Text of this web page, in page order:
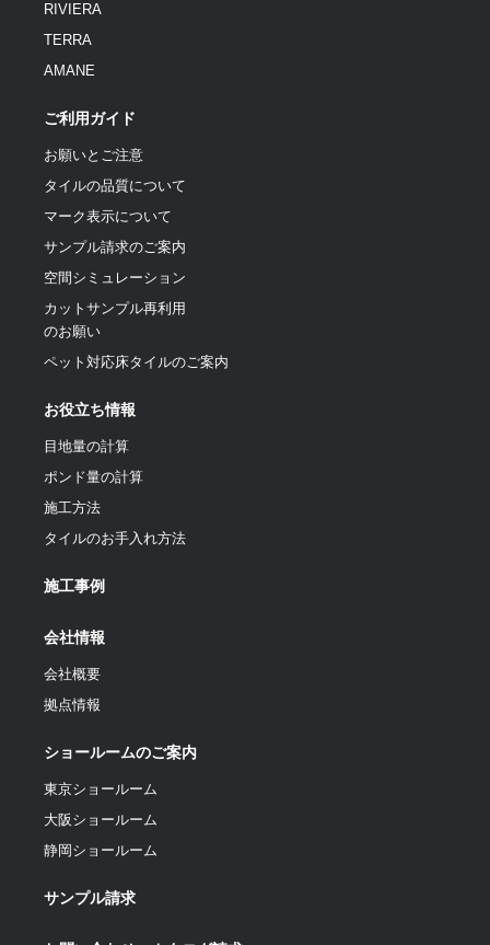
RIVIERA
TERRA
AMANE
ご利用ガイド
お願いとご注意
タイルの品質について
マーク表示について
サンプル請求のご案内
空間シミュレーション
カットサンプル再利用
のお願い
ペット対応床タイルのご案内
お役立ち情報
目地量の計算
ポンド量の計算
施工方法
タイルのお手入れ方法
施工事例
会社情報
会社概要
拠点情報
ショールームのご案内
東京ショールーム
大阪ショールーム
静岡ショールーム
サンプル請求